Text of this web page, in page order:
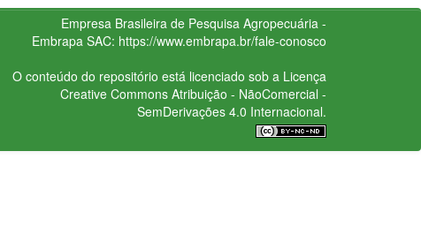
Empresa Brasileira de Pesquisa Agropecuária -
Embrapa SAC: https://www.embrapa.br/fale-conosco
O conteúdo do repositório está licenciado sob a Licença
Creative CommonsAtribuição - NãoComercial -
SemDerivações 4.0 Internacional.